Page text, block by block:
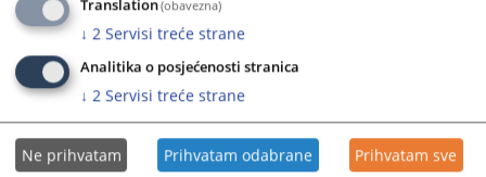
Translation(obavezna)
↓ 2 Servisi treće strane
Analitika o posjećenosti stranica
↓ 2 Servisi treće strane
Ne prihvatam Prihvatam odabrane Prihvatam sve